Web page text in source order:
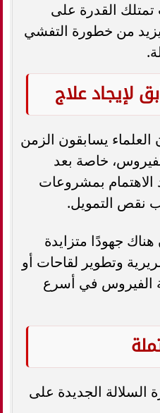
تمتلك القدرة على
يزيد من خطورة التفشي
لإيجاد علاج
العلماء يسابقون الزمن
خاصة بعد
الاهتمام بمشروعات
نقص التمويل.
هناك جهودًا متزايدة
وتطوير لقاحات أو
الفيروس في أسرع
السلالة الجديدة على